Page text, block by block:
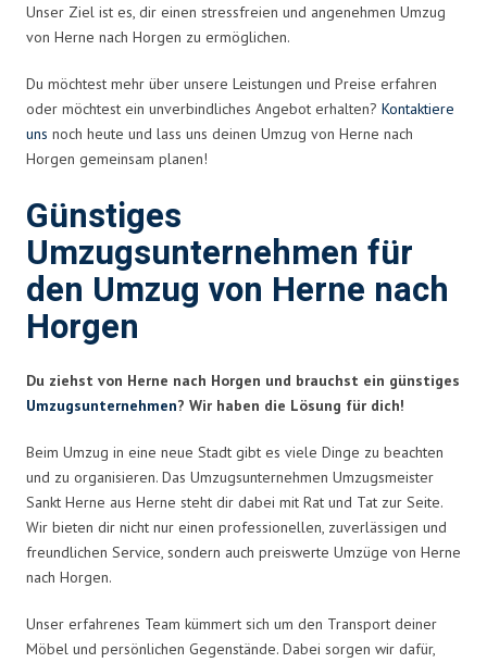
Unser Ziel ist es, dir einen stressfreien und angenehmen Umzug
von Herne nach Horgen zu ermöglichen.
Du möchtest mehr über unsere Leistungen und Preise erfahren
oder möchtest ein unverbindliches Angebot erhalten? Kontaktiere
uns noch heute und lass uns deinen Umzug von Herne nach
Horgen gemeinsam planen!
Günstiges
Umzugsunternehmen für
den Umzug von Herne nach
Horgen
Du ziehst von Herne nach Horgen und brauchst ein günstiges
Umzugsunternehmen? Wir haben die Lösung für dich!
Beim Umzug in eine neue Stadt gibt es viele Dinge zu beachten
und zu organisieren. Das Umzugsunternehmen Umzugsmeister
Sankt Herne aus Herne steht dir dabei mit Rat und Tat zur Seite.
Wir bieten dir nicht nur einen professionellen, zuverlässigen und
freundlichen Service, sondern auch preiswerte Umzüge von Herne
nach Horgen.
Unser erfahrenes Team kümmert sich um den Transport deiner
Möbel und persönlichen Gegenstände. Dabei sorgen wir dafür,